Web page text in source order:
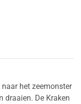
het zeemonster
draaien. De Kraken